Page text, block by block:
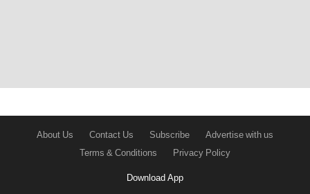
About Us Contact Us Subscribe
Advertise with us
Terms & Conditions
Privacy Policy
Download App